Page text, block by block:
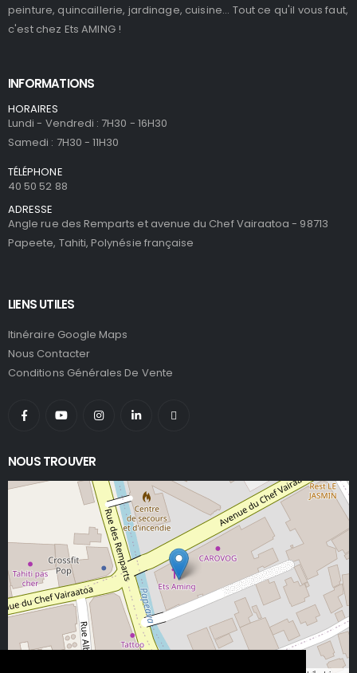
peinture, quincaillerie, jardinage, cuisine... Tout ce qu'il vous faut,
c'est chez Ets AMING !
INFORMATIONS
HORAIRES
Lundi - Vendredi : 7H30 - 16H30
Samedi : 7H30 - 11H30
TÉLÉPHONE
40 50 52 88
ADRESSE
Angle rue des Remparts et avenue du Chef Vairaatoa - 98713
Papeete, Tahiti, Polynésie française
LIENS UTILES
Itinéraire Google Maps
Nous Contacter
Conditions Générales De Vente
NOUS TROUVER